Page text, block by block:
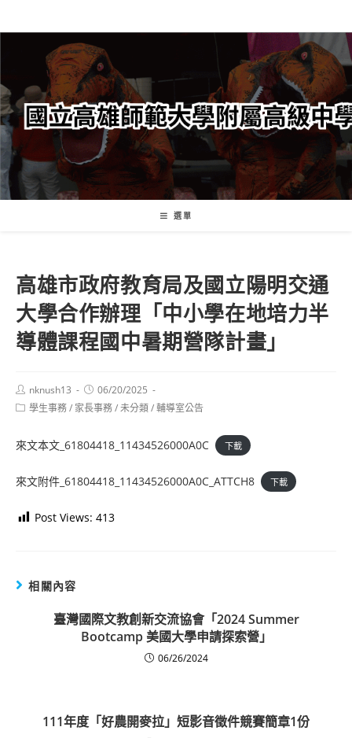
轉
要
內
容
選單
高雄市政府教育局及國立陽明交通
大學合作辦理「中小學在地培力半
導體課程國中暑期營隊計畫」
Post
author:
nknush13
Post
published:
06/20/2025
Post學生事務/ 家長事務/未分類/輔導室公告
來文本文_61804418_11434526000A0C 下載
來文附件_61804418_11434526000A0C_ATTCH8 下載
Post Views: 413
相關內容
臺灣國際文教創新交流協會「2024 Summer
Bootcamp 美國大學申請探索營」
06/26/2024
111年度「好農開麥拉」短影音徵件競賽簡章1份